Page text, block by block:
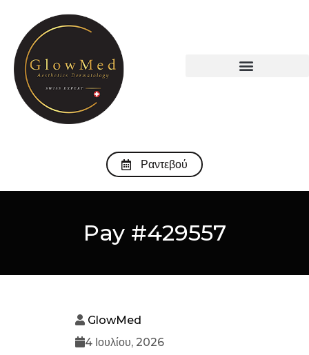
Ραντεβού
Pay #429557
GlowMed
4 Ιουλίου, 2026